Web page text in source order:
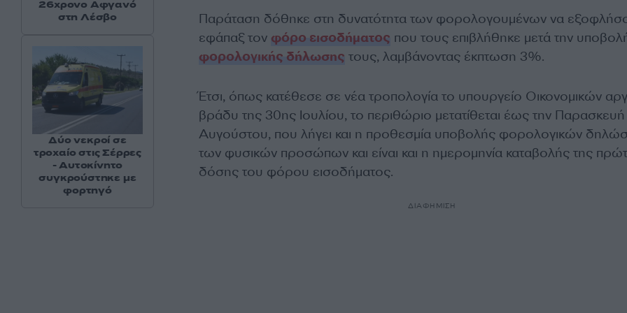
Παράταση δόθηκε στη δυνατότητα των φορολογουμένων να
εφάπαξ τον φόρο εισοδήματος που τους επιβλήθηκε μετά την
φορολογικής δήλωσης τους, λαμβάνοντας έκπτωση 3%.
Έτσι, όπως κατέθεσε σε νέα τροπολογία το υπουργείο Οικονομικών
βράδυ της 30ης Ιουλίου, το περιθώριο μετατίθεται έως την
Αυγούστου, που λήγει και η προθεσμία υποβολής φορολογικών
των φυσικών προσώπων και είναι και η ημερομηνία καταβολής της
δόσης του φόρου εισοδήματος.
ΔΙΑΦΗΜΙΣΗ
26χρονο Αφγανό
στη Λέσβο
Δύο νεκροί σε
τροχαίο στις Σέρρες
- Αυτοκίνητο
συγκρούστηκε με
φορτηγό